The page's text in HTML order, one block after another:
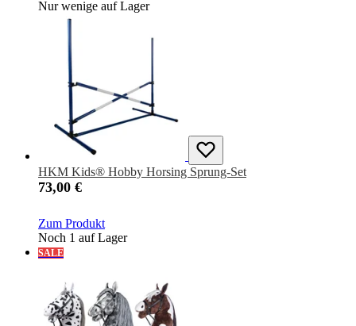
Nur wenige auf Lager
HKM Kids® Hobby Horsing Sprung-Set
73,00 €
Zum Produkt
Noch 1 auf Lager
SALE